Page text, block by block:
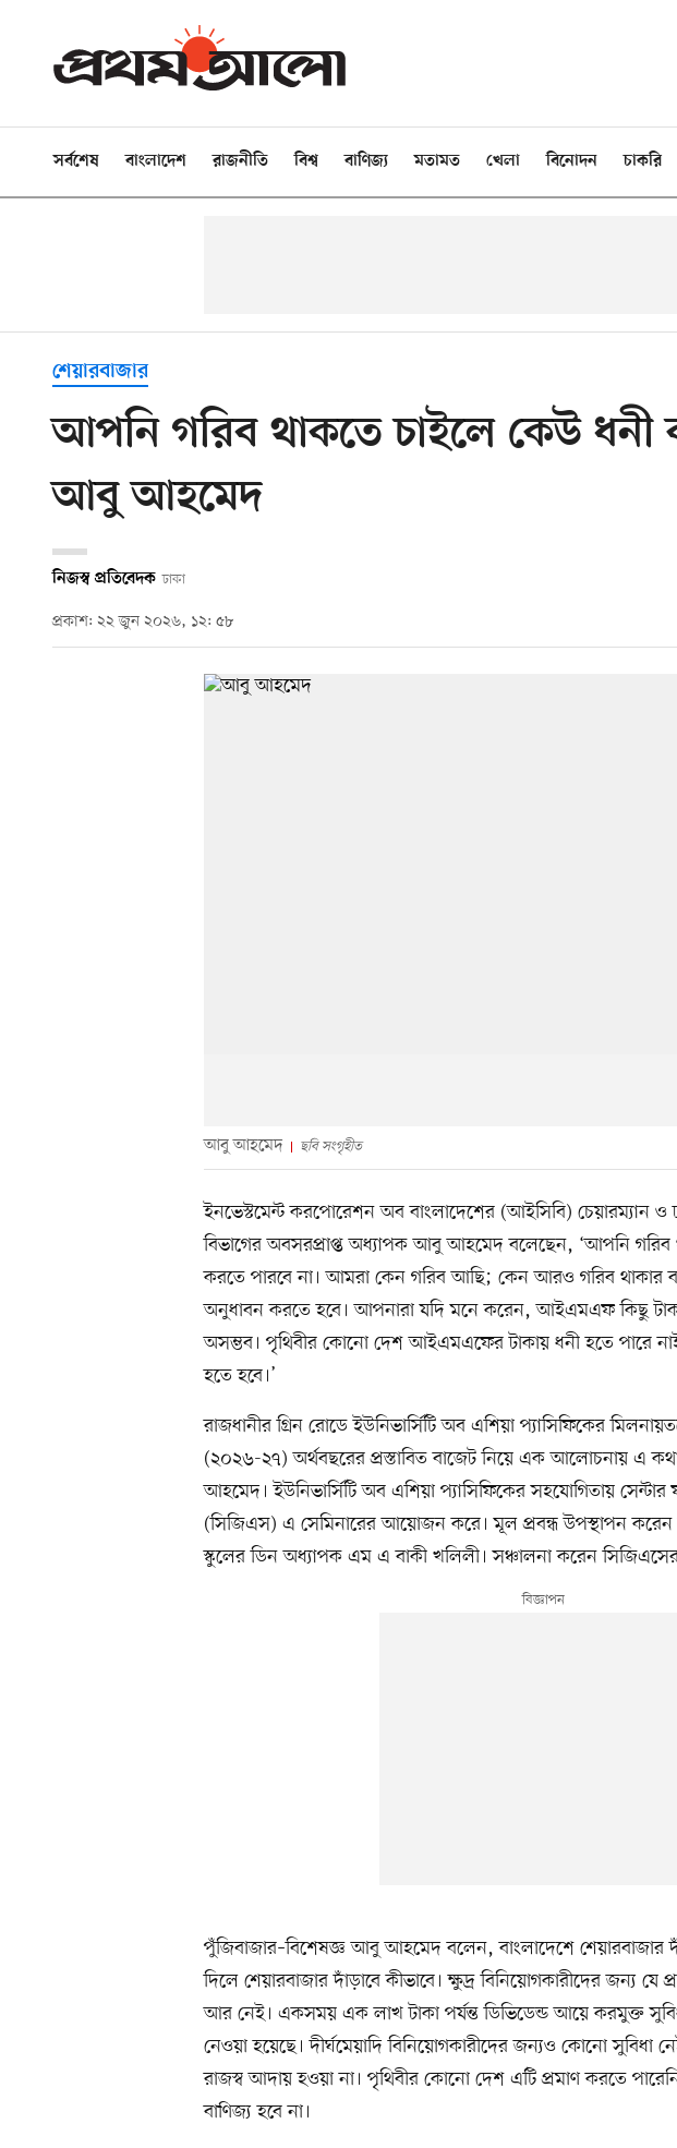
সর্বশেষ বাংলাদেশ রাজনীতি বিশ্ব বাণিজ্য মতামত খেলা বিনোদন চাকরি
শেয়ারবাজার
আপনি গরিব থাকতে চাইলে কেউ ধনী
আবু আহমেদ
নিজস্ব প্রতিবেদক ঢাকা
প্রকাশ: ২২ জুন ২০২৬, ১২: ৫৮
আবু আহমেদ ছবি সংগৃহীত
ইনভেস্টমেন্ট করপোরেশন অব বাংলাদেশের (আইসিবি) চেয়ারম্যান ও
বিভাগের অবসরপ্রাপ্ত অধ্যাপক আবু আহমেদ বলেছেন, ‘আপনি গরিব
করতে পারবে না। আমরা কেন গরিব আছি; কেন আরও গরিব থাকার
অনুধাবন করতে হবে। আপনারা যদি মনে করেন, আইএমএফ কিছু
অসম্ভব। পৃথিবীর কোনো দেশ আইএমএফের টাকায় ধনী হতে পারে
হতে হবে।’
রাজধানীর গ্রিন রোডে ইউনিভার্সিটি অব এশিয়া প্যাসিফিকের
(২০২৬-২৭) অর্থবছরের প্রস্তাবিত বাজেট নিয়ে এক আলোচনায় এ
আহমেদ। ইউনিভার্সিটি অব এশিয়া প্যাসিফিকের সহযোগিতায় সেন্টার
(সিজিএস) এ সেমিনারের আয়োজন করে। মূল প্রবন্ধ উপস্থাপন করেন
স্কুলের ডিন অধ্যাপক এম এ বাকী খলিলী। সঞ্চালনা করেন সিজিএসের
পুঁজিবাজার–বিশেষজ্ঞ আবু আহমেদ বলেন, বাংলাদেশে শেয়ারবাজার
দিলে শেয়ারবাজার দাঁড়াবে কীভাবে। ক্ষুদ্র বিনিয়োগকারীদের জন্য
আর নেই। একসময় এক লাখ টাকা পর্যন্ত ডিভিডেন্ড আয়ে করমুক্ত
নেওয়া হয়েছে। দীর্ঘমেয়াদি বিনিয়োগকারীদের জন্যও কোনো সুবিধা
রাজস্ব আদায় হওয়া না। পৃথিবীর কোনো দেশ এটি প্রমাণ করতে
বাণিজ্য হবে না।